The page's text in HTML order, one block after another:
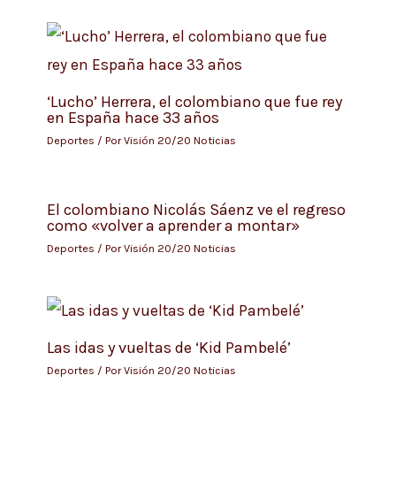
‘Lucho’ Herrera, el colombiano que fue rey
en España hace 33 años
Deportes / PorVisión 20/20 Noticias
El colombiano Nicolás Sáenz ve el regreso
como «volver a aprender a montar»
Deportes / PorVisión 20/20 Noticias
Las idas y vueltas de ‘Kid Pambelé’
Deportes / PorVisión 20/20 Noticias